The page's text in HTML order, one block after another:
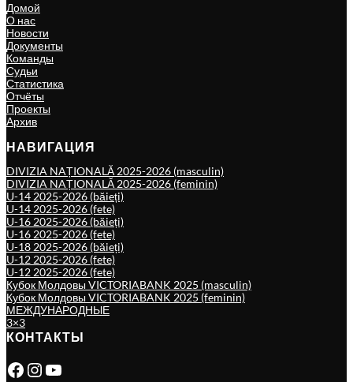
Домой
О нас
Новости
Документы
Команды
Судьи
Статистика
Отчёты
Проекты
Архив
НАВИГАЦИЯ
DIVIZIA NAȚIONALĂ 2025-2026 (masculin)
DIVIZIA NAȚIONALĂ 2025-2026 (feminin)
U-14 2025-2026 (băieți)
U-14 2025-2026 (fete)
U-16 2025-2026 (băieți)
U-16 2025-2026 (fete)
U-18 2025-2026 (băieți)
U-12 2025-2026 (fete)
U-12 2025-2026 (fete)
Кубок Молдовы VICTORIABANK 2025 (masculin)
Кубок Молдовы VICTORIABANK 2025 (feminin)
МЕЖДУНАРОДНЫЕ
3×3
КОНТАКТЫ
Facebook Instagram YouTube